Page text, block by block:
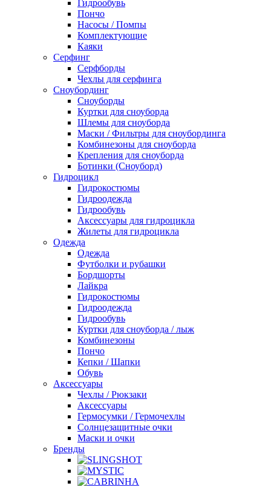
Гидрообувь
Пончо
Насосы / Помпы
Комплектующие
Каяки
Серфинг
Серфборды
Чехлы для серфинга
Сноубординг
Сноуборды
Куртки для сноуборда
Шлемы для сноуборда
Маски / Фильтры для сноубординга
Комбинезоны для сноуборда
Крепления для сноуборда
Ботинки (Сноуборд)
Гидроцикл
Гидрокостюмы
Гидроодежда
Гидрообувь
Аксессуары для гидроцикла
Жилеты для гидроцикла
Одежда
Одежда
Футболки и рубашки
Бордшорты
Лайкра
Гидрокостюмы
Гидроодежда
Гидрообувь
Куртки для сноуборда / лыж
Комбинезоны
Пончо
Кепки / Шапки
Обувь
Аксессуары
Чехлы / Рюкзаки
Аксессуары
Гермосумки / Гермочехлы
Солнцезащитные очки
Маски и очки
Бренды